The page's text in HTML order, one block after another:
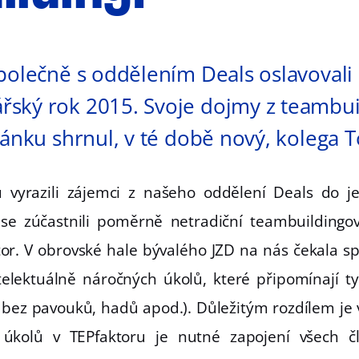
s oddělením Deals oslavovali
rok 2015. Svoje dojmy z
shrnul, v té době nový, kolega
zájemci z našeho oddělení Deals do
zúčastnili poměrně netradiční
V obrovské hale bývalého JZD na nás čekala
náročných úkolů, které připomínají
pavouků, hadů apod.). Důležitým rozdílem je
v TEPfaktoru je nutné zapojení všech